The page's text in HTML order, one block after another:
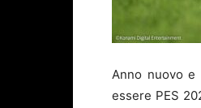
Anno nuovo e
essere PES